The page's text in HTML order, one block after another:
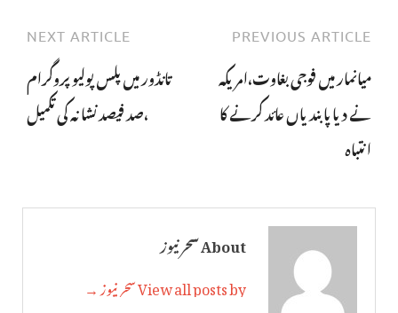
PREVIOUS ARTICLE
میانمار میں فوجی بغاوت،امریکہ
نے دیا پابندیاں عائد کرنے کا
انتباہ
NEXT ARTICLE
تانڈور میں پلس پولیو پروگرام
،صد فیصد نشانہ کی تکمیل
About سحر نیوز
View all posts by سحر نیوز →